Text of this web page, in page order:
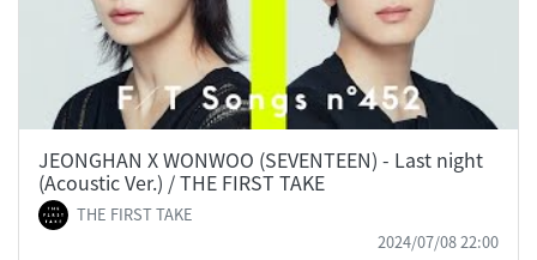
JEONGHAN X WONWOO (SEVENTEEN) - Last night
(Acoustic Ver.) / THE FIRST TAKE
THE FIRST TAKE
2024/07/08 22:00